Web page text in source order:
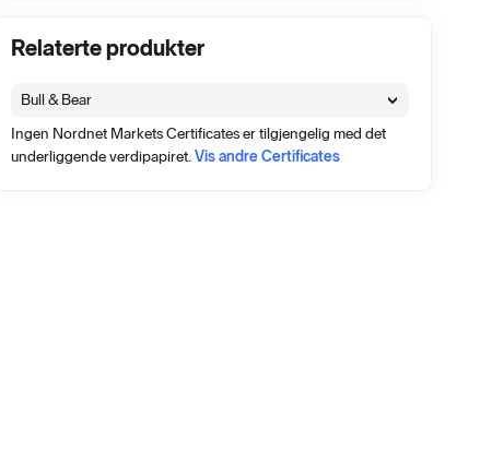
Relaterte produkter
Bull & Bear
Ingen Nordnet Markets Certificates er tilgjengelig med det
underliggende verdipapiret.Vis andre Certificates